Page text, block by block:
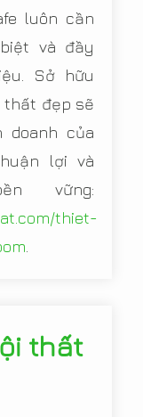
luôn cần
và đầy
Sở hữu
thất đẹp sẽ
doanh của
lợi và
vững:
thiet-
thất